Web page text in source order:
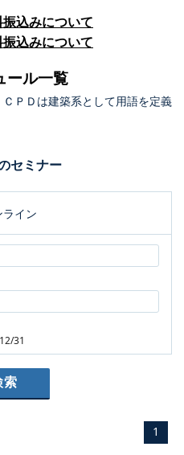
込みについて
込みについて
ール一覧
ＰＤは建築系として用語を定義
セミナー
ライン
31
1